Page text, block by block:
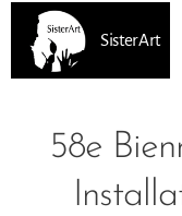
SisterArt
58e